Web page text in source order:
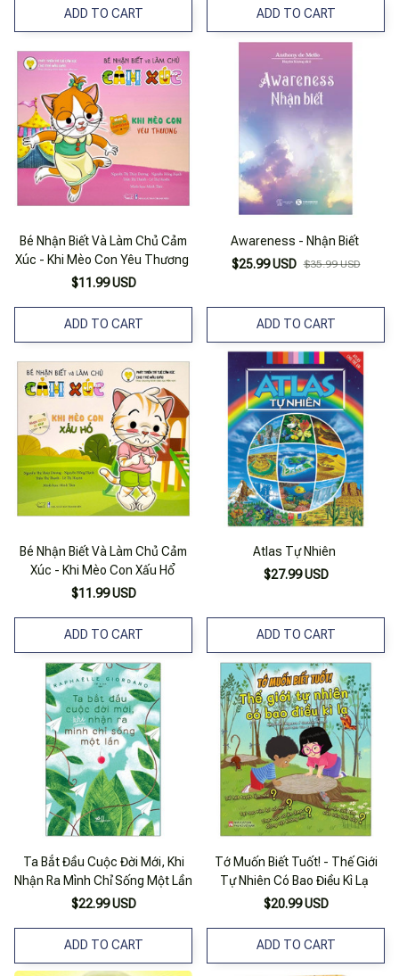
ADD TO CART ADD TO CART
Bé Nhận Biết Và Làm Chủ Cảm
Xúc - Khi Mèo Con Yêu Thương
$11.99 USD
ADD TO CART
Awareness - Nhận Biết
$25.99 USD $35.99 USD
ADD TO CART
Bé Nhận Biết Và Làm Chủ Cảm
Xúc - Khi Mèo Con Xấu Hổ
$11.99 USD
ADD TO CART
Atlas Tự Nhiên
$27.99 USD
ADD TO CART
Ta Bắt Đầu Cuộc Đời Mới, Khi
Nhận Ra Mình Chỉ Sống Một Lần
$22.99 USD
ADD TO CART
Tớ Muốn Biết Tuốt! - Thế Giới
Tự Nhiên Có Bao Điều Kì Lạ
$20.99 USD
ADD TO CART